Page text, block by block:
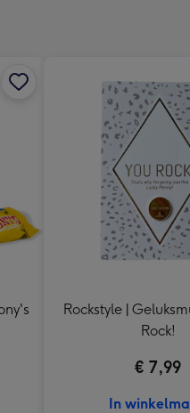
Rockstyle |
Rock!
€ 7,99
In